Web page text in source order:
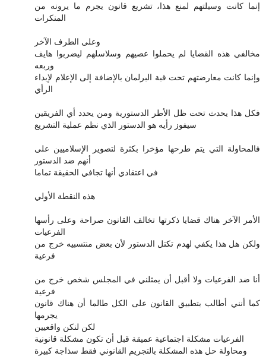
إنما كانت وسيلتهم لمنع هذا، تشريع قانون يجرم ما يرونه من
المنكرات
وعلى الطرف الآخر
مخالفي هذه القضايا لم يحملوا عصيهم وسلاسلهم ليضربوا هايف
وربعه
وإنما كانت معارضتهم تحت قبة البرلمان بالإضافة إلى الإعلام لإبداء
الرأي
فكل هذا يحدث تحت ظل الأطر الدستورية ومن يحدد أي الفريقين
سيفوز رأيه هو الدستور الذي نظم عملية التشريع
فالمحاولة التي يتم طرحها مؤخرا بكثرة لتصوير الإسلاميين على
أنهم ضد الدستور
في اعتقادي أنها تجافي الحقيقة تماما
هذه النقطة الأولي
الأمر الآخر هناك قضايا ذكرتها تخالف القانون صراحة وعلى رأسها
الفرعيات
ولكن هل هذا يكفي لهدم تكتل الدستور لأن بعض منتسبيه خرج من
فرعية
أنا ضد الفرعيات ولا أقبل أن يمثلني في المجلس شخص خرج من
فرعية
كما أنني أطالب بتطبيق القانون على الكل طالما أن هناك قانون
يجرمها
لكن لنكن واقعيين
الفرعيات مشكلة اجتماعية عميقة قبل أن تكون مشكلة قانونية
ومحاولة حل هذه المشكلة بالتجريم القانوني فقط سذاجة كبيرة